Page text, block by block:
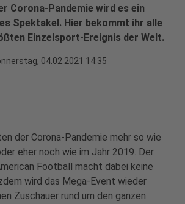
Corona-Pandemie wird es ein
Spektakel. Hier bekommt ihr alle
Einzelsport-Ereignis der Welt.
04.02.2021 14:35
der Corona-Pandemie mehr so wie
eher noch wie im Jahr 2019. Der
Football macht dabei keine
wird das Mega-Event wieder
Zuschauer rund um den ganzen